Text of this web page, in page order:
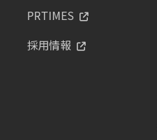
PRTIMES
採用情報